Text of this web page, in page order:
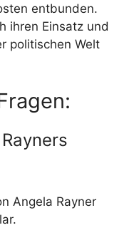
entbunden.
ihren Einsatz und
politischen Welt
Angela Rayner